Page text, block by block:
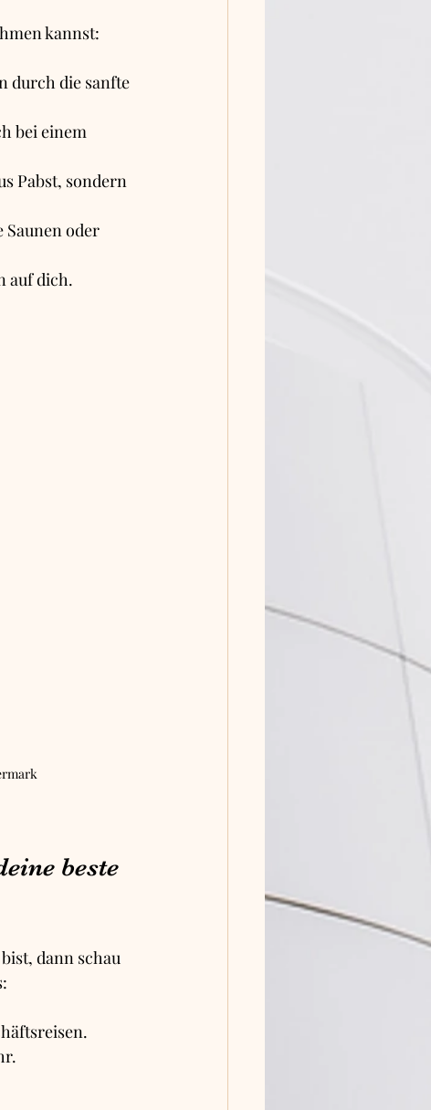
kannst:
durch die sanfte
bei einem
Pabst, sondern
Saunen oder
auf dich.
beste
dann schau